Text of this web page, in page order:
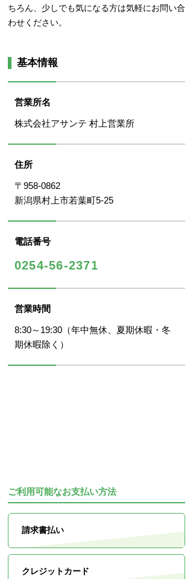
ちろん、少しでも気になる方は気軽にお問い合
わせください。
基本情報
営業所名
株式会社アサンテ 村上営業所
住所
〒958-0862
新潟県村上市若葉町5-25
電話番号
0254-56-2371
営業時間
8:30～19:30（年中無休、夏期休暇・冬
期休暇除く）
ご利用可能なお支払い方法
請求書払い
クレジットカード